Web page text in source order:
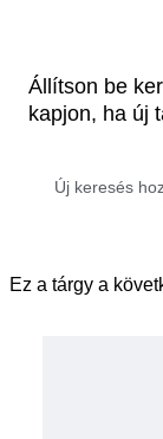
Állítson be
kapjon, ha új
Ez a tárgy a